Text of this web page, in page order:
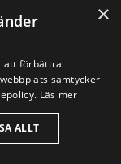
×
att förbättra
samtycker
Läs mer
ALLT